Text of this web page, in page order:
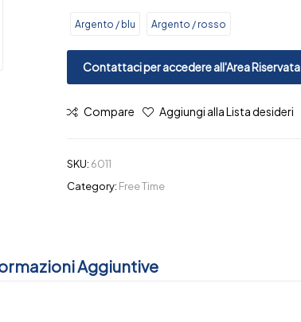
Argento / blu Argento / rosso
Contattaci per accedere all'Area Riservata
Compare Aggiungi alla Lista desideri
SKU: 6011
Category: Free Time
Aggiuntive